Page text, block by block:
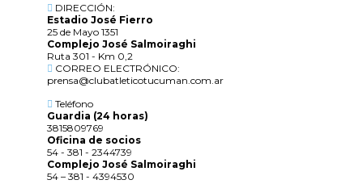
DIRECCIÓN:
Estadio José Fierro
25 de Mayo 1351
Complejo José Salmoiraghi
Ruta 301 - Km 0,2
CORREO ELECTRÓNICO:
prensa@clubatleticotucuman.com.ar
Teléfono
Guardia (24 horas)
3815809769
Oficina de socios
54 - 381 - 2344739
Complejo José Salmoiraghi
54 – 381 - 4394530